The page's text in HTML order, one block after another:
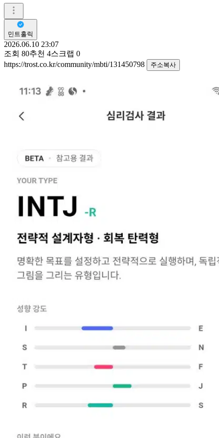
민트홀릭
2026.06.10 23:07
조회 80추천 4스크랩 0
https://trost.co.kr/community/mbti/131450798
주소복사